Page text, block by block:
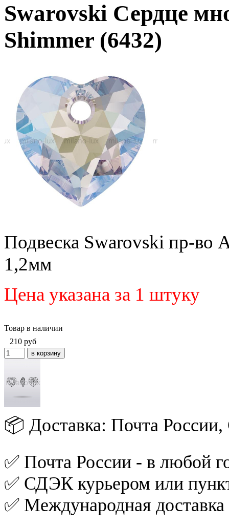
Swarovski Сердце
Shimmer (6432)
Подвеска Swarovski пр-во
1,2мм
Цена указана за 1 штуку
Товар в наличии
210 руб
📦 Доставка: Почта
✅ Почта России - в любой
✅ СДЭК курьером или
✅ Международная